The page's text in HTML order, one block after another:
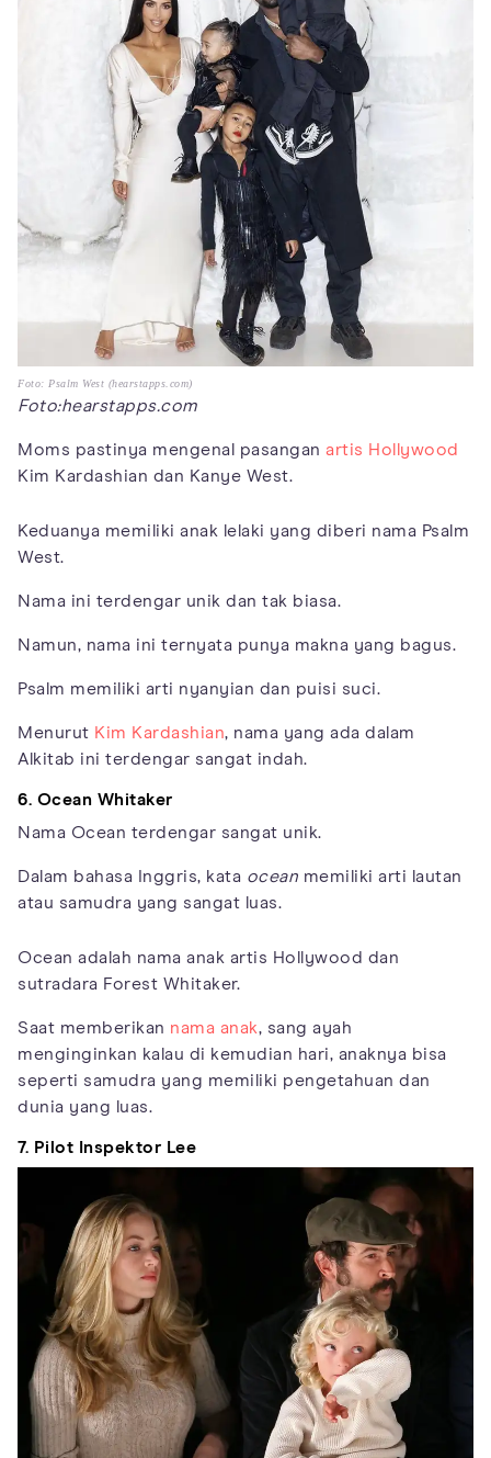
Foto: Psalm West (hearstapps.com)
Foto:hearstapps.com
Moms pastinya mengenal pasangan artis Hollywood
Kim Kardashian dan Kanye West.
Keduanya memiliki anak lelaki yang diberi nama Psalm
West.
Nama ini terdengar unik dan tak biasa.
Namun, nama ini ternyata punya makna yang bagus.
Psalm memiliki arti nyanyian dan puisi suci.
Menurut Kim Kardashian, nama yang ada dalam
Alkitab ini terdengar sangat indah.
6. Ocean Whitaker
Nama Ocean terdengar sangat unik.
Dalam bahasa Inggris, kata ocean memiliki arti lautan
atau samudra yang sangat luas.
Ocean adalah nama anak artis Hollywood dan
sutradara Forest Whitaker.
Saat memberikan nama anak, sang ayah
menginginkan kalau di kemudian hari, anaknya bisa
seperti samudra yang memiliki pengetahuan dan
dunia yang luas.
7. Pilot Inspektor Lee